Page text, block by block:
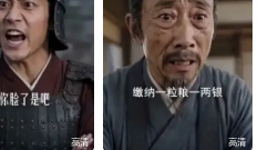
高清 高清